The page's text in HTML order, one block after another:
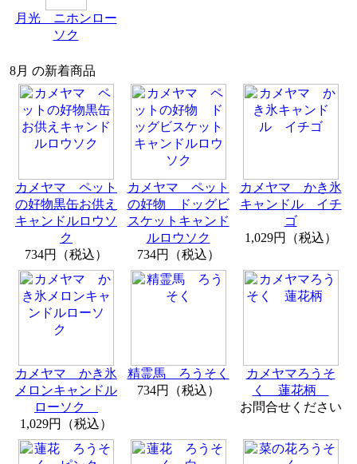
月光 ニホンロー
ソク
8月 の新着商品
カメヤマ ペット
の好物黒缶お供え
キャンドルロウソ
ク
734円（税込）
カメヤマ ペット
の好物 ドッグビ
スケットキャンド
ルロウソク
734円（税込）
カメヤマ かき氷
キャンドル イチ
ゴ
1,029円（税込）
カメヤマ かき氷
メロンキャンドル
ローソク
1,029円（税込）
精霊馬 ろうそく
734円（税込）
カメヤマろうそ
く 蓮花柄
お問合せください